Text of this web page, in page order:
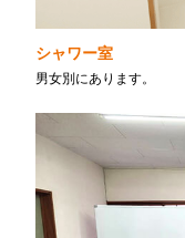
シャワー室
男女別にあります。